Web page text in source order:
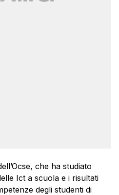
che ha studiato
Ict a scuola e i risultati
degli studenti di